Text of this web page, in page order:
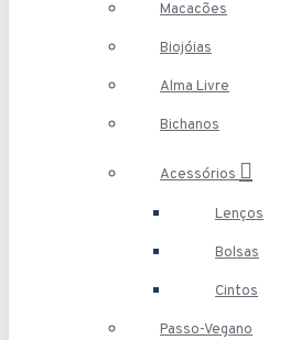
Macacões
Biojóias
Alma Livre
Bichanos
Acessórios
Lenços
Bolsas
Cintos
Passo-Vegano